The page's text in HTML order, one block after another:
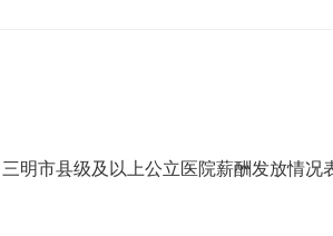
三明市县级及以上公立医院薪酬发放情况